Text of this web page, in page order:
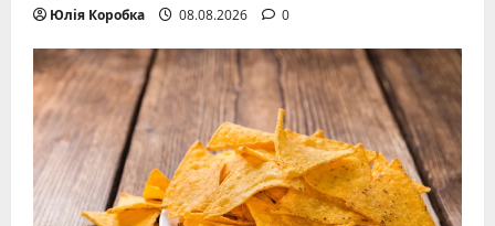
Юлія Коробка 08.08.2026 0